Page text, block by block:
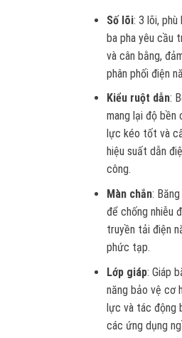
Số lõi: 3 lõi,
ba pha yêu cầu
và cân bằng,
phân phối điện
Kiểu ruột dẫn:
mang lại độ bền
lực kéo tốt và
hiệu suất dẫn
công.
Màn chắn:
để chống nhiễu
truyền tải điện
phức tạp.
Lớp giáp: Giáp
năng bảo vệ cơ
lực và tác động
các ứng dụng